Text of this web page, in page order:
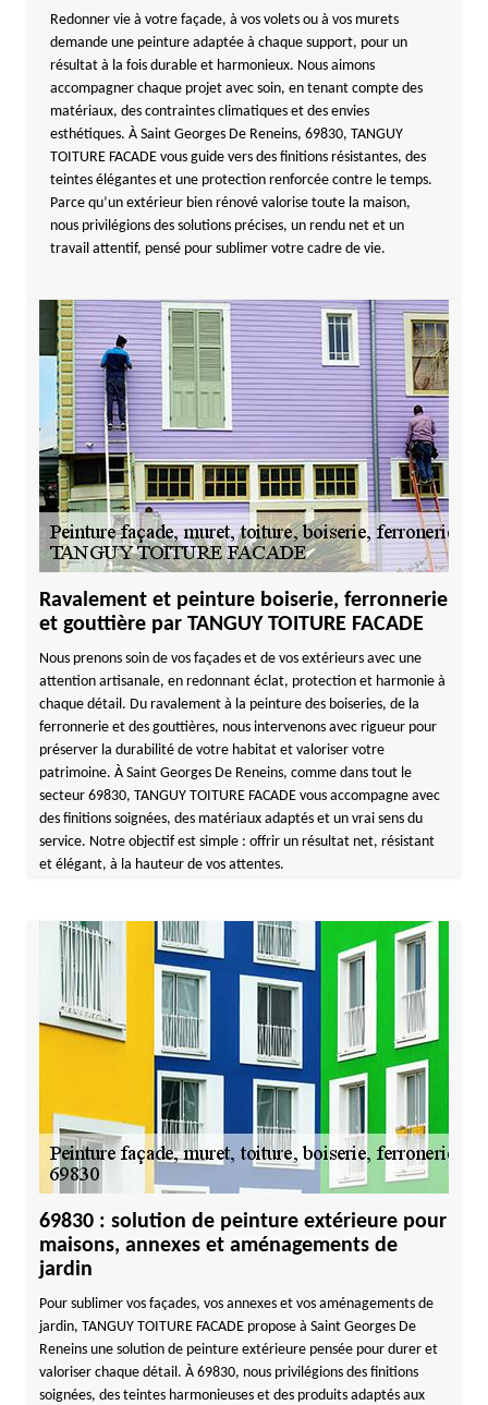
Redonner vie à votre façade, à vos volets ou à vos murets
demande une peinture adaptée à chaque support, pour un
résultat à la fois durable et harmonieux. Nous aimons
accompagner chaque projet avec soin, en tenant compte des
matériaux, des contraintes climatiques et des envies
esthétiques. À Saint Georges De Reneins, 69830, TANGUY
TOITURE FACADE vous guide vers des finitions résistantes, des
teintes élégantes et une protection renforcée contre le temps.
Parce qu’un extérieur bien rénové valorise toute la maison,
nous privilégions des solutions précises, un rendu net et un
travail attentif, pensé pour sublimer votre cadre de vie.
Ravalement et peinture boiserie, ferronnerie
et gouttière par TANGUY TOITURE FACADE
Nous prenons soin de vos façades et de vos extérieurs avec une
attention artisanale, en redonnant éclat, protection et harmonie à
chaque détail. Du ravalement à la peinture des boiseries, de la
ferronnerie et des gouttières, nous intervenons avec rigueur pour
préserver la durabilité de votre habitat et valoriser votre
patrimoine. À Saint Georges De Reneins, comme dans tout le
secteur 69830, TANGUY TOITURE FACADE vous accompagne avec
des finitions soignées, des matériaux adaptés et un vrai sens du
service. Notre objectif est simple : offrir un résultat net, résistant
et élégant, à la hauteur de vos attentes.
69830 : solution de peinture extérieure pour
maisons, annexes et aménagements de
jardin
Pour sublimer vos façades, vos annexes et vos aménagements de
jardin, TANGUY TOITURE FACADE propose à Saint Georges De
Reneins une solution de peinture extérieure pensée pour durer et
valoriser chaque détail. À 69830, nous privilégions des finitions
soignées, des teintes harmonieuses et des produits adaptés aux